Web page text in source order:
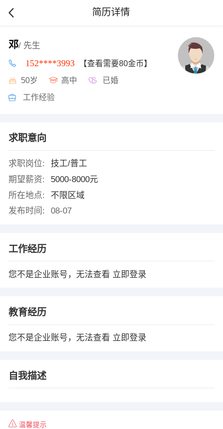
简历详情
邓/ 先生
152****3993 【查看需要80金币】
50岁 高中 已婚
工作经验
求职意向
求职岗位:
技工/普工
期望薪资:
5000-8000元
所在地点:
不限区域
发布时间:
08-07
工作经历
您不是企业账号，无法查看 立即登录
教育经历
您不是企业账号，无法查看 立即登录
自我描述
温馨提示